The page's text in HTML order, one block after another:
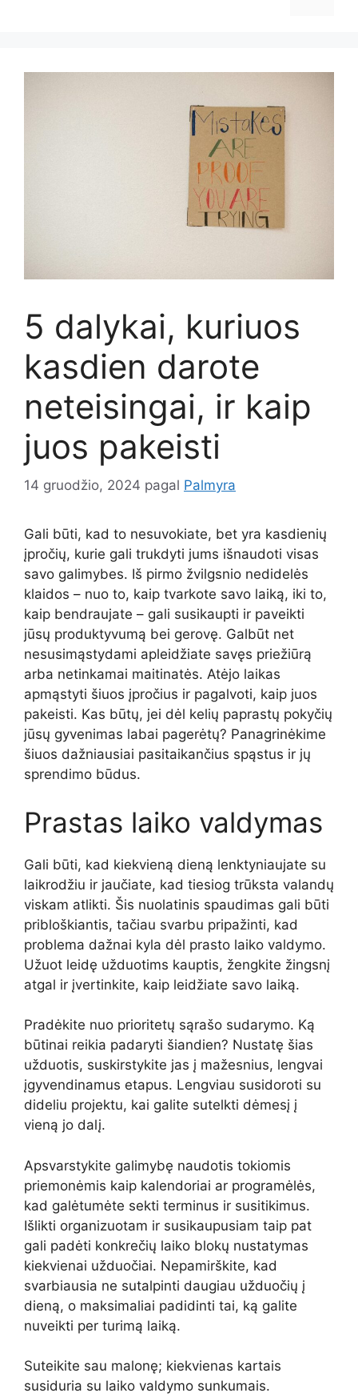
5 dalykai, kuriuos
kasdien darote
neteisingai, ir kaip
juos pakeisti
14 gruodžio, 2024 pagal Palmyra
Gali būti, kad to nesuvokiate, bet yra kasdienių
įpročių, kurie gali trukdyti jums išnaudoti visas
savo galimybes. Iš pirmo žvilgsnio nedidelės
klaidos – nuo to, kaip tvarkote savo laiką, iki to,
kaip bendraujate – gali susikaupti ir paveikti
jūsų produktyvumą bei gerovę. Galbūt net
nesusimąstydami apleidžiate savęs priežiūrą
arba netinkamai maitinatės. Atėjo laikas
apmąstyti šiuos įpročius ir pagalvoti, kaip juos
pakeisti. Kas būtų, jei dėl kelių paprastų pokyčių
jūsų gyvenimas labai pagerėtų? Panagrinėkime
šiuos dažniausiai pasitaikančius spąstus ir jų
sprendimo būdus.
Prastas laiko valdymas
Gali būti, kad kiekvieną dieną lenktyniaujate su
laikrodžiu ir jaučiate, kad tiesiog trūksta valandų
viskam atlikti. Šis nuolatinis spaudimas gali būti
pribloškiantis, tačiau svarbu pripažinti, kad
problema dažnai kyla dėl prasto laiko valdymo.
Užuot leidę užduotims kauptis, žengkite žingsnį
atgal ir įvertinkite, kaip leidžiate savo laiką.
Pradėkite nuo prioritetų sąrašo sudarymo. Ką
būtinai reikia padaryti šiandien? Nustatę šias
užduotis, suskirstykite jas į mažesnius, lengvai
įgyvendinamus etapus. Lengviau susidoroti su
dideliu projektu, kai galite sutelkti dėmesį į
vieną jo dalį.
Apsvarstykite galimybę naudotis tokiomis
priemonėmis kaip kalendoriai ar programėlės,
kad galėtumėte sekti terminus ir susitikimus.
Išlikti organizuotam ir susikaupusiam taip pat
gali padėti konkrečių laiko blokų nustatymas
kiekvienai užduočiai. Nepamirškite, kad
svarbiausia ne sutalpinti daugiau užduočių į
dieną, o maksimaliai padidinti tai, ką galite
nuveikti per turimą laiką.
Suteikite sau malonę; kiekvienas kartais
susiduria su laiko valdymo sunkumais.